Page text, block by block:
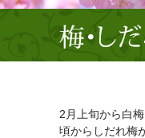
2月上旬から白
頃からしだれ梅